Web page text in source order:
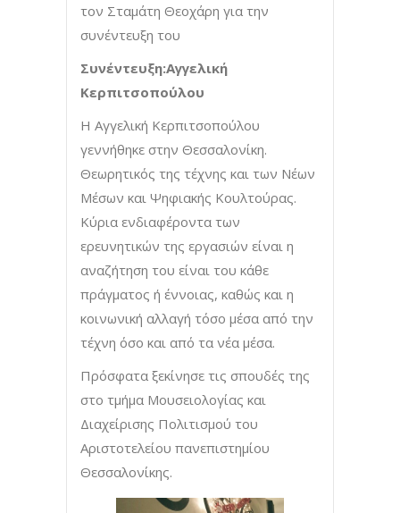
τον Σταμάτη Θεοχάρη για την
συνέντευξη του
Συνέντευξη:Αγγελική
Κερπιτσοπούλου
Η Αγγελική Κερπιτσοπούλου
γεννήθηκε στην Θεσσαλονίκη.
Θεωρητικός της τέχνης και των Νέων
Μέσων και Ψηφιακής Κουλτούρας.
Κύρια ενδιαφέροντα των
ερευνητικών της εργασιών είναι η
αναζήτηση του είναι του κάθε
πράγματος ή έννοιας, καθώς και η
κοινωνική αλλαγή τόσο μέσα από την
τέχνη όσο και από τα νέα μέσα.
Πρόσφατα ξεκίνησε τις σπουδές της
στο τμήμα Μουσειολογίας και
Διαχείρισης Πολιτισμού του
Αριστοτελείου πανεπιστημίου
Θεσσαλονίκης.